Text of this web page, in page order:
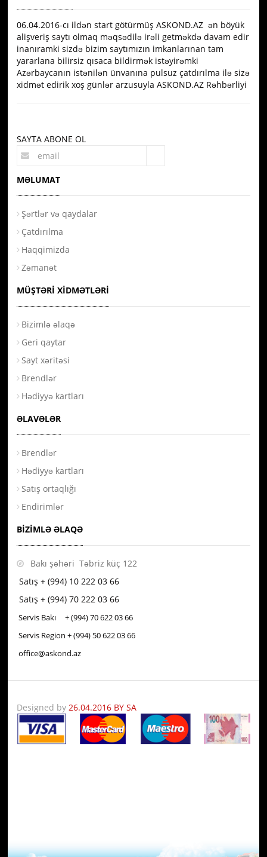
06.04.2016-сı ildən start götürmüş ASKOND.AZ ən böyük
alişveriş saytı olmaq məqsədilə irəli getməkdə davam edir
inanıramki sizdə bizim saytımızın imkanlarınan tam
yararlana bilirsiz qısaca bildirmək istəyirəmki
Azərbaycanın istənilən ünvanına pulsuz çatdırılma ilə sizə
xidmət edirik xoş günlər arzusuyla ASKOND.AZ Rəhbərliyi
SAYTA ABONE OL
MƏLUMAT
Şərtlər və qaydalar
Çatdırılma
Haqqimizda
Zəmanət
MÜŞTƏRI XIDMƏTLƏRI
Bizimlə əlaqə
Geri qaytar
Sayt xəritəsi
Brendlər
Hədiyyə kartları
ƏLAVƏLƏR
Brendlər
Hədiyyə kartları
Satış ortaqlığı
Endirimlər
BIZIMLƏ ƏLAQƏ
Bakı şəhəri Təbriz küç 122
Satış + (994) 10 222 03 66
Satış + (994) 70 222 03 66
Servis Bakı + (994) 70622 03 66
Servis Region + (994) 50622 03 66
office@askond.az
Designed by 26.04.2016 BY SA